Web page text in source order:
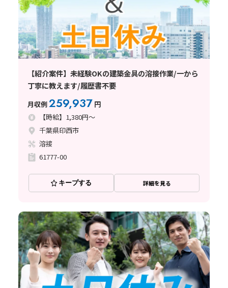
【紹介案件】未経験OKの建築金具の溶接作業/一から
丁寧に教えます/履歴書不要
月収例259,937 円
【時給】1,380円～
千葉県印西市
溶接
61777-00
キープする 詳細を見る